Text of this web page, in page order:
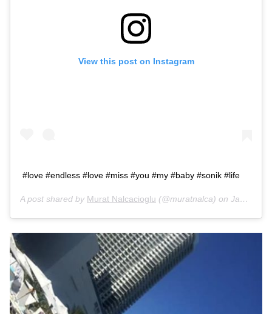
View this post on Instagram
#love #endless #love #miss #you #my #baby #sonik #life
A post shared by Murat Nalcacioglu (@muratnalca) on Jan 8, 2019 at 10:09am PST